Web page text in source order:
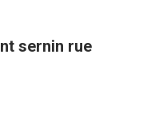
sernin rue